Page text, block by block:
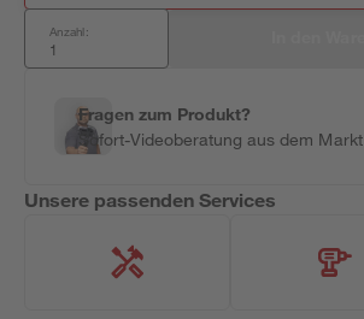
Anzahl:
Fragen zum Produkt?
Sofort-Videoberatung aus dem Markt
Unsere passenden Services